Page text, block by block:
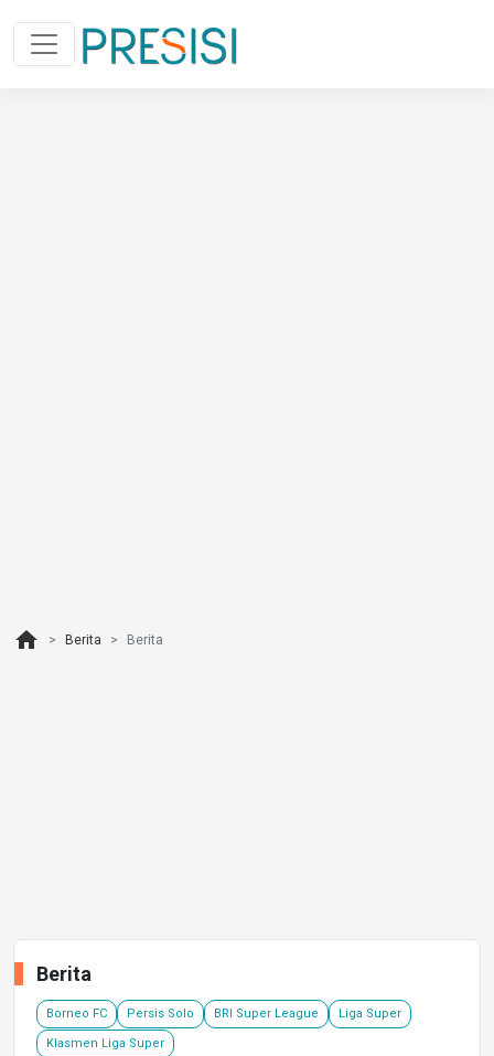
home Berita Berita
Berita
Borneo FC Persis Solo BRI Super League Liga Super
Klasmen Liga Super